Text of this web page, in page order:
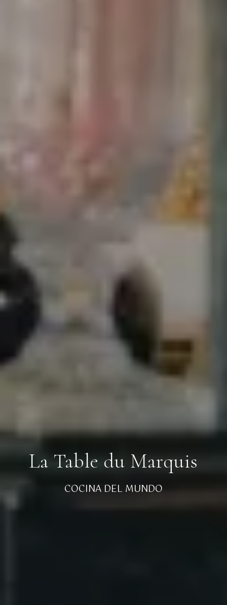
La Table du Marquis
COCINA DEL MUNDO